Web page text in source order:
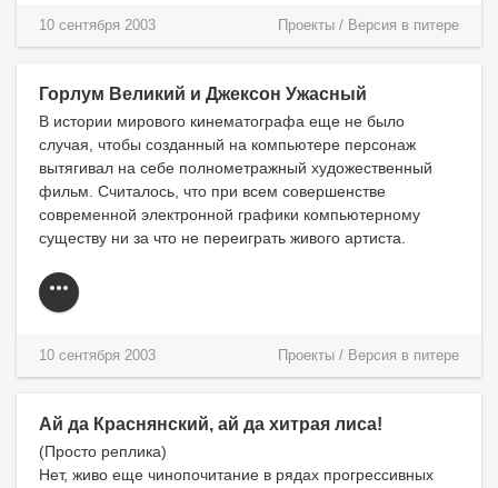
Проекты / Версия в питере
10 сентября 2003
Горлум Великий и Джексон Ужасный
В истории мирового кинематографа еще не было
случая, чтобы созданный на компьютере персонаж
вытягивал на себе полнометражный художественный
фильм. Считалось, что при всем совершенстве
современной электронной графики компьютерному
существу ни за что не переиграть живого артиста.
Проекты / Версия в питере
10 сентября 2003
Ай да Краснянский, ай да хитрая лиса!
(Просто реплика)
Нет, живо еще чинопочитание в рядах прогрессивных